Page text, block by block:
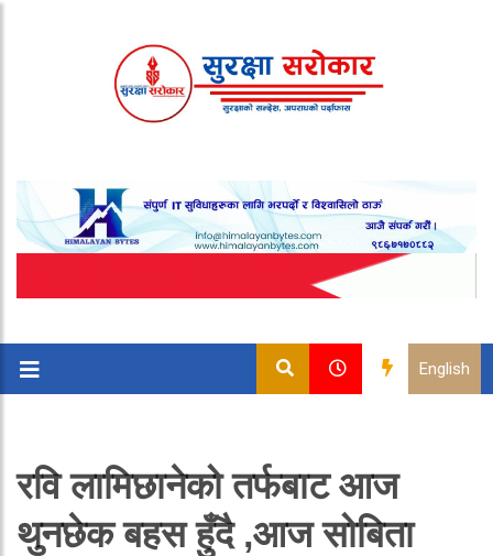
English
रवि लामिछानेको तर्फबाट आज
थुनछेक बहस हुँदै ,आज सोबिता